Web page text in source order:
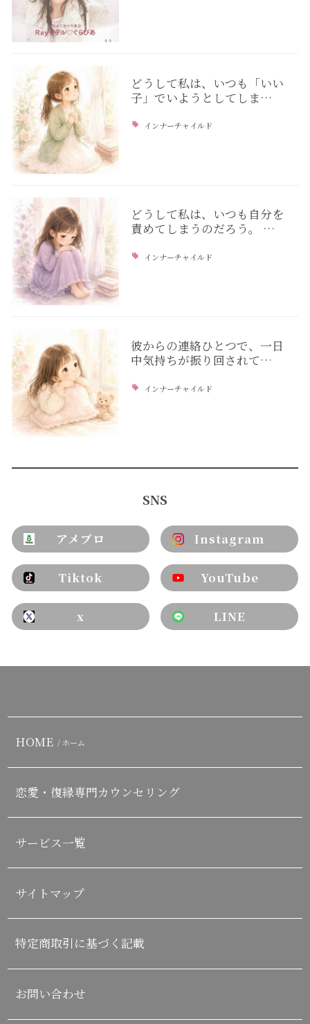
どうして私は、いつも「いい
子」でいようとしてしま…
インナーチャイルド
どうして私は、いつも自分を
責めてしまうのだろう。 …
インナーチャイルド
彼からの連絡ひとつで、一日
中気持ちが振り回されて…
インナーチャイルド
SNS
アメブロ Instagram
Tiktok YouTube
x LINE
HOME / ホーム
恋愛・復縁専門カウンセリング
サービス一覧
サイトマップ
特定商取引に基づく記載
お問い合わせ